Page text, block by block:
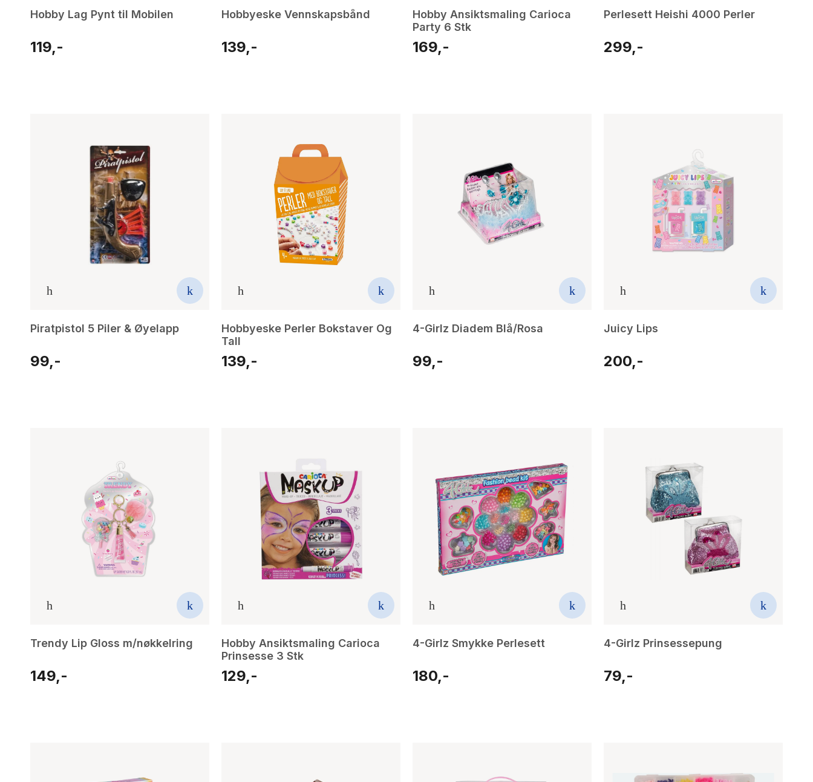
Hobby Lag Pynt til Mobilen
119,-
Hobbyeske Vennskapsbånd
139,-
Hobby Ansiktsmaling Carioca
Party 6 Stk
169,-
Perlesett Heishi 4000 Perler
299,-
Piratpistol 5 Piler & Øyelapp
99,-
Hobbyeske Perler Bokstaver Og
Tall
139,-
4-Girlz Diadem Blå/Rosa
99,-
Juicy Lips
200,-
Trendy Lip Gloss m/nøkkelring
149,-
Hobby Ansiktsmaling Carioca
Prinsesse 3 Stk
129,-
4-Girlz Smykke Perlesett
180,-
4-Girlz Prinsessepung
79,-